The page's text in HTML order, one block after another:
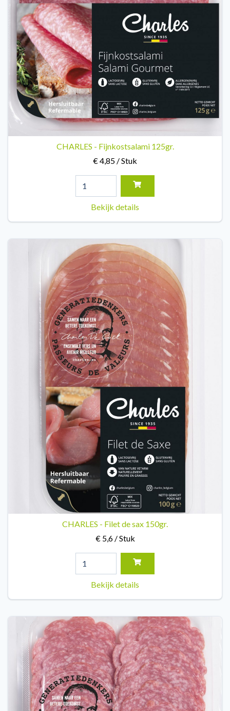
CHARLES - Fijnkostsalami 125gr.
€ 4,85 / Stuk
Bekijk details
CHARLES - Filet de sax 150gr.
€ 5,6 / Stuk
Bekijk details